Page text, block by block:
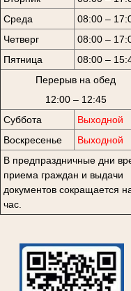
Среда
08:00 –
Четверг
08:00 –
Пятница
08:00 –
Перерыв на обед
12:00 – 12:45
Суббота
Выходной
Воскресенье
Выходной
В предпраздничные дни
приема граждан и выдачи
документов сокращается
час.